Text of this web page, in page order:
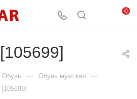
0
Обувь — Обувь мужская —